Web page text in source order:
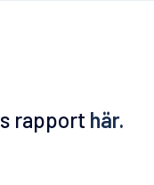
rapport här.